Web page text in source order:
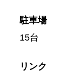
駐車場
15台
リンク